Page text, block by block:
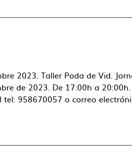
2023. Taller Poda de Vid.
de 2023. De 17:00h a
958670057 o correo